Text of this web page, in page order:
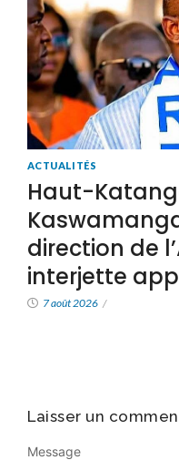
ACTUALITÉS
Haut-
direction de
interjette
7 août 2026 /
Laisser un
Message